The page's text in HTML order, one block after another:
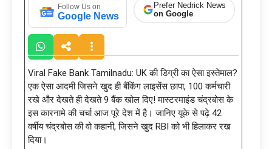
Follow Us on
Google News
Prefer Nedrick News
on Google
Viral Fake Bank Tamilnadu: UK की डिग्री का ऐसा इस्तेमाल?
एक ऐसा आदमी जिसने खुद ही बैंकिंग लाइसेंस छापा, 100 कर्मचारी
रखे और देखते ही देखते 9 बैंक खोल दिए! मास्टरमाइंड चंद्रबोस के
इस कारनामे की चर्चा आज पूरे देश में है। जानिए यूके से पढ़े 42
वर्षीय चंद्रबोस की वो कहानी, जिसने खुद RBI को भी हिलाकर रख
दिया।